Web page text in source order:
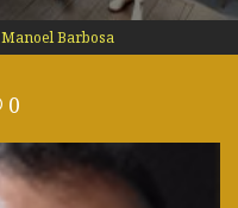
Manoel Barbosa
0